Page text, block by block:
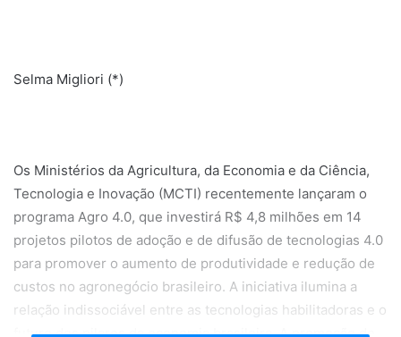
Selma Migliori (*)
Os Ministérios da Agricultura, da Economia e da Ciência,
Tecnologia e Inovação (MCTI) recentemente lançaram o
programa Agro 4.0, que investirá R$ 4,8 milhões em 14
projetos pilotos de adoção e de difusão de tecnologias 4.0
para promover o aumento de produtividade e redução de
custos no agronegócio brasileiro. A iniciativa ilumina a
relação indissociável entre as tecnologias habilitadoras e o
futuro dos pilares da economia brasileira. A promoção de